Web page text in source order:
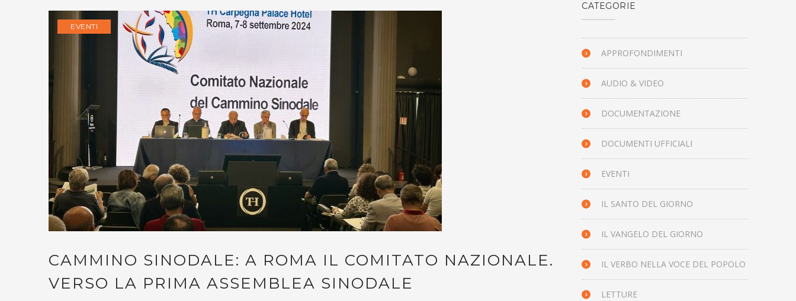
EVENTI
CAMMINO SINODALE: A ROMA IL COMITATO NAZIONALE.
VERSO LA PRIMA ASSEMBLEA SINODALE
CATEGORIE
APPROFONDIMENTI
AUDIO & VIDEO
DOCUMENTAZIONE
DOCUMENTI UFFICIALI
EVENTI
IL SANTO DEL GIORNO
IL VANGELO DEL GIORNO
IL VERBO NELLA VOCE DEL POPOLO
LETTURE